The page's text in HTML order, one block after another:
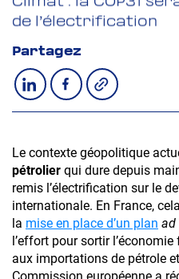
de l’électrification
Partagez
Partager sur LinkedIn
Partager sur
Copier le
Le contexte géopolitique
pétrolier qui dure depuis
remis l’électrification sur le
internationale. En France,
la mise en place d’un plan ad
l’effort pour sortir
aux importations de pétrole